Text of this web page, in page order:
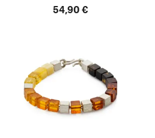
54,90 €